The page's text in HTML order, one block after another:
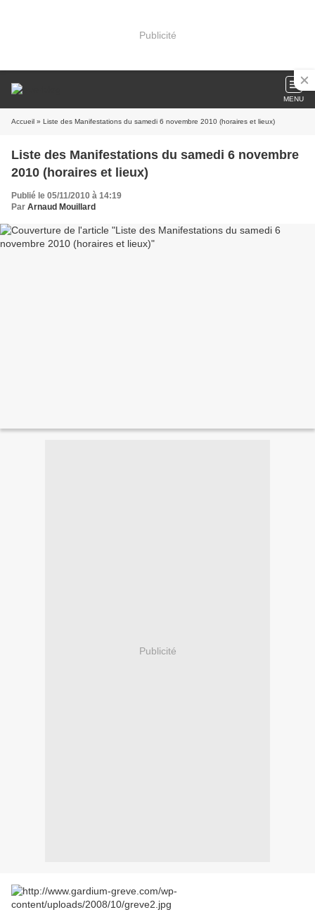
Publicité
MENU
Accueil » Liste des Manifestations du samedi 6 novembre 2010 (horaires et lieux)
Liste des Manifestations du samedi 6 novembre
2010 (horaires et lieux)
Publié le 05/11/2010 à 14:19
Par Arnaud Mouillard
Publicité